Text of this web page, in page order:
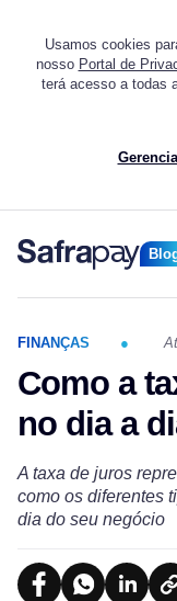
Usamos cookies
nosso Portal de
terá acesso a todas
FINANÇAS
Como a
no dia a
A taxa de juros
como os diferentes
dia do seu negócio